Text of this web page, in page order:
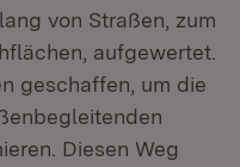
von Straßen, zum
aufgewertet.
geschaffen, um die
Diesen Weg